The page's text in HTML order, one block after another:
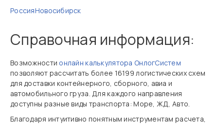
РоссияНовосибирск
Справочная информация:
Возможности онлайн калькулятора ОнлогСистем
позволяют рассчитать более 16199 логистических схем
для доставки контейнерного, сборного, авиа и
автомобильного груза. Для каждого направления
доступны разные виды транспорта: Море, ЖД, Авто.
Благодаря интуитивно понятным инструментам расчета,